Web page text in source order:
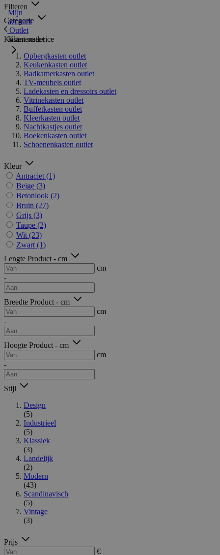
Mijn
account
Klantenservice
Filteren
Categorie
Outlet
Kasten outlet
Opbergkasten outlet
Keukenkasten outlet
Badkamerkasten outlet
TV-meubels outlet
Ladekasten en dressoirs outlet
Vitrinekasten outlet
Buffetkasten outlet
Kleerkasten outlet
Nachtkastjes outlet
Boekenkasten outlet
Schoenenkasten outlet
Kleur
Antraciet (1)
Beige (3)
Betonlook (2)
Bruin (27)
Grijs (3)
Taupe (2)
Wit (23)
Zwart (1)
Lengte Product - cm
cm
-
Breedte Product - cm
cm
-
Hoogte Product - cm
cm
-
Stijl
Design
(5)
Industrieel
(5)
Klassiek
(3)
Landelijk
(2)
Modern
(43)
Scandinavisch
(5)
Vintage
(3)
Prijs
€